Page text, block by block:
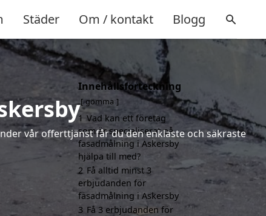
Städer Om / kontakt Blogg
vår offerttjänst får du den enklaste och säkraste
Innehållsförteckning
gömma
1 Vad kan ett företag
som är specialiserat på
fasadmålning i Askersby
hjälpa till med?
2 Få alltid minst 3
erbjudanden för
fasadmålning i Askersby
3 Få 3 erbjudanden för